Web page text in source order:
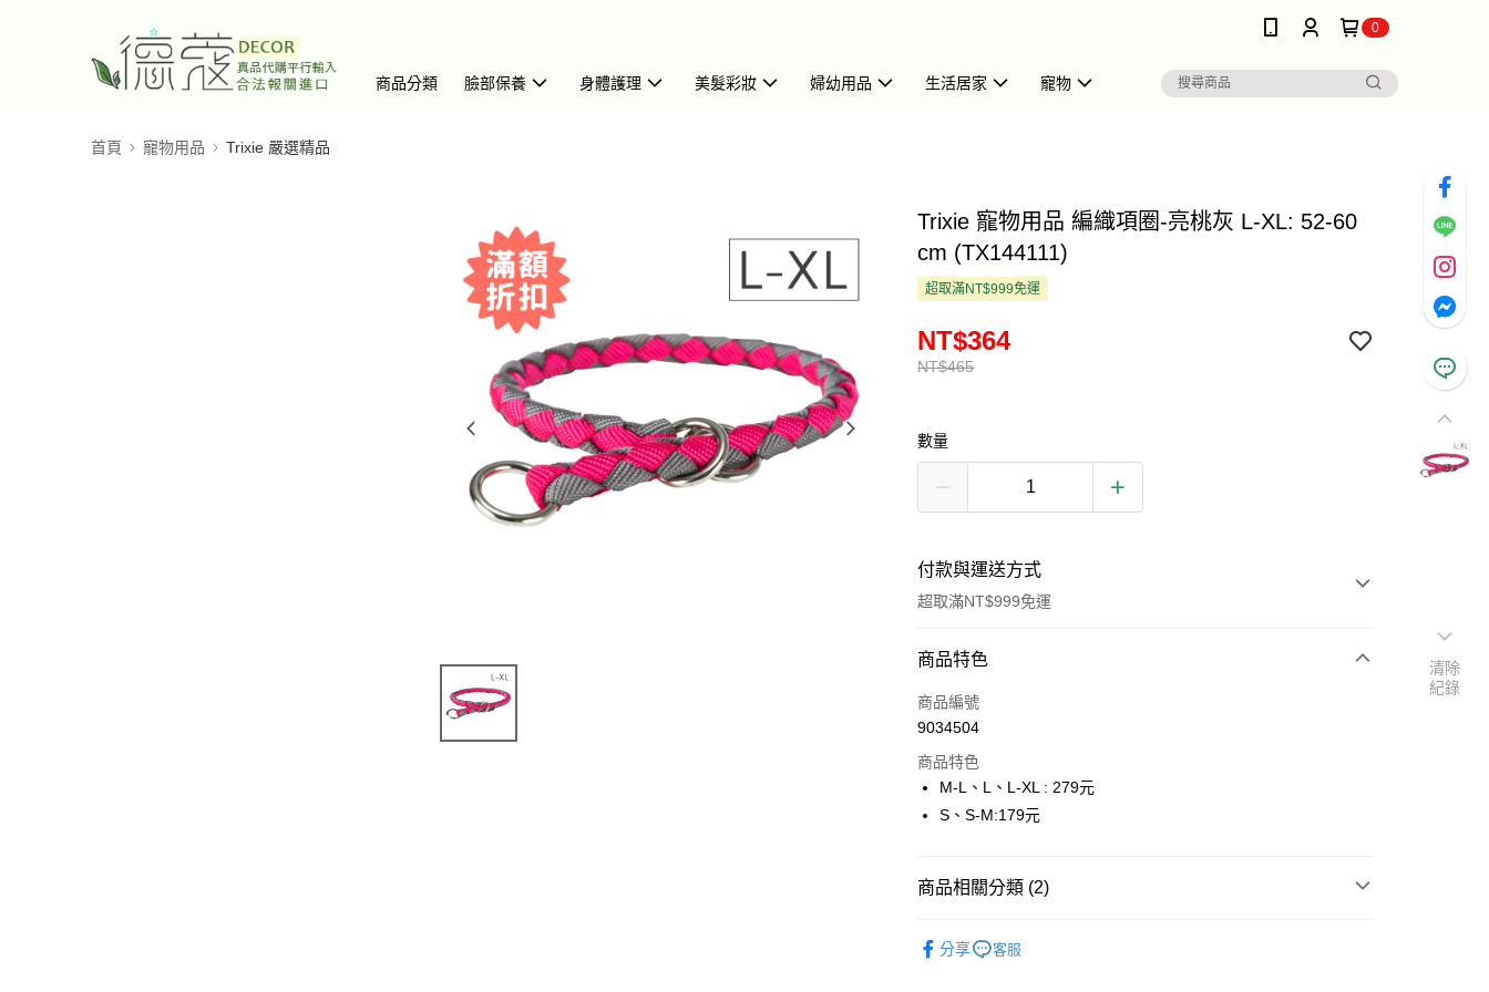
0
商品分類 臉部保養 身體護理 美髮彩妝 婦幼用品 生活居家 寵物
首頁 寵物用品 Trixie 嚴選精品
Trixie 寵物用品 編織項圈-亮桃灰 L-XL: 52-60
cm (TX144111)
超取滿NT$999免運
NT$465
NT$364
數量
付款與運送方式
超取滿NT$999免運
付款方式
信用卡一次付款
LINE Pay
Apple Pay
Google Pay
商品特色
商品編號
9034504
商品特色
M-L、L、L-XL : 279元
S、S-M:179元
商品相關分類 (2)
分享 客服
清除
紀錄